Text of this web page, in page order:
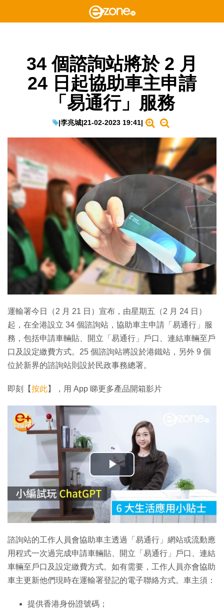
34 個諮詢站將於 2 月
24 日起協助車主申請
「易通行」服務
|李兆城|21-02-2023 19:41|
運輸署今日（2 月 21 日）宣布，由星期五（2 月 24 日）
起，在全港設立 34 個諮詢站，協助車主申請「易通行」服
務，包括申請車輛貼、開立「易通行」戶口、連結車輛至戶
口及設定繳費方式。25 個諮詢站將設於港鐵站，另外 9 個
位於新界的諮詢站則設於民政事務總署。
即刻【按此】，用 App 睇更多產品開箱影片
播
放
影
片
諮詢站的工作人員會協助車主透過「易通行」網站或流動應
用程式一次過完成申請車輛貼、開立「易通行」戶口、連結
車輛至戶口及設定繳費方式。如有需要，工作人員亦會協助
車主更新他們現時在運輸署登記的電子聯絡方式。車主須：
提供香港身份證號碼；